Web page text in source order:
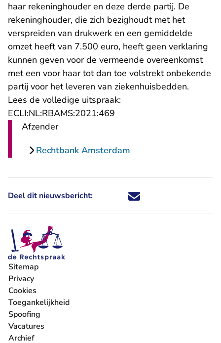
haar rekeninghouder en deze derde partij. De
rekeninghouder, die zich bezighoudt met het
verspreiden van drukwerk en een gemiddelde
omzet heeft van 7.500 euro, heeft geen verklaring
kunnen geven voor de vermeende overeenkomst
met een voor haar tot dan toe volstrekt onbekende
partij voor het leveren van ziekenhuisbedden.
Lees de volledige uitspraak:
ECLI:NL:RBAMS:2021:469
Afzender
Rechtbank Amsterdam
Deel dit nieuwsbericht: Deel dit nieuwsbericht via X -
Deel dit nieuwsbericht via
Deel dit nieuwsbericht
Deel dit
Sitemap
Privacy
Cookies
Toegankelijkheid
Spoofing
Vacatures
- U verlaat Rechtspraak.nl
Archief